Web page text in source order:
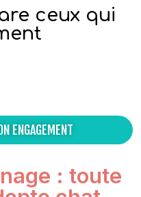
ceux qui
ENGAGEMENT
: toute